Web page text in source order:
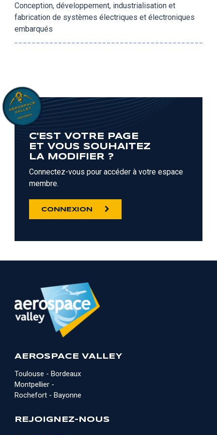
Conception, développement, industrialisation et
fabrication de systèmes électriques et électroniques
embarqués
C'EST VOTRE PAGE
ET VOUS SOUHAITEZ
LA MODIFIER ?
Connectez-vous pour accéder à votre espace
membre.
CONNEXION
AEROSPACE VALLEY
Toulouse - Bordeaux
Montpellier -
Rochefort - Bayonne
REJOIGNEZ-NOUS